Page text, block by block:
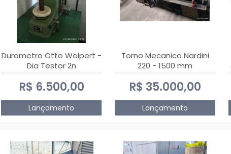
Durometro Otto Wolpert -
Dia Testor 2n
R$ 6.500,00
Lançamento
Torno Mecanico Nardini
220 - 1500 mm
R$ 35.000,00
Lançamento